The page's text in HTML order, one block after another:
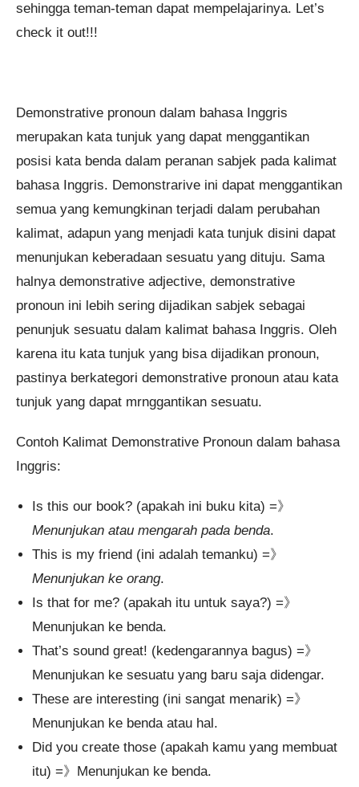
sehingga teman-teman dapat mempelajarinya. Let’s
check it out!!!
Demonstrative pronoun dalam bahasa Inggris
merupakan kata tunjuk yang dapat menggantikan
posisi kata benda dalam peranan sabjek pada kalimat
bahasa Inggris. Demonstrarive ini dapat menggantikan
semua yang kemungkinan terjadi dalam perubahan
kalimat, adapun yang menjadi kata tunjuk disini dapat
menunjukan keberadaan sesuatu yang dituju. Sama
halnya demonstrative adjective, demonstrative
pronoun ini lebih sering dijadikan sabjek sebagai
penunjuk sesuatu dalam kalimat bahasa Inggris. Oleh
karena itu kata tunjuk yang bisa dijadikan pronoun,
pastinya berkategori demonstrative pronoun atau kata
tunjuk yang dapat mrnggantikan sesuatu.
Contoh Kalimat Demonstrative Pronoun dalam bahasa
Inggris:
Is this our book? (apakah ini buku kita) =》
Menunjukan atau mengarah pada benda.
This is my friend (ini adalah temanku) =》
Menunjukan ke orang.
Is that for me? (apakah itu untuk saya?) =》
Menunjukan ke benda.
That’s sound great! (kedengarannya bagus) =》
Menunjukan ke sesuatu yang baru saja didengar.
These are interesting (ini sangat menarik) =》
Menunjukan ke benda atau hal.
Did you create those (apakah kamu yang membuat
itu) =》Menunjukan ke benda.